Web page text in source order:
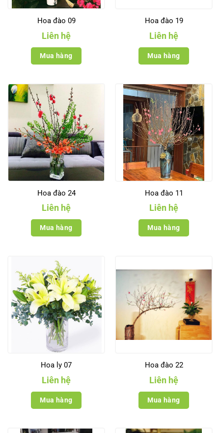
Hoa đào 09
Liên hệ
Mua hàng
Hoa đào 19
Liên hệ
Mua hàng
Hoa đào 24
Liên hệ
Mua hàng
Hoa đào 11
Liên hệ
Mua hàng
Hoa ly 07
Liên hệ
Mua hàng
Hoa đào 22
Liên hệ
Mua hàng